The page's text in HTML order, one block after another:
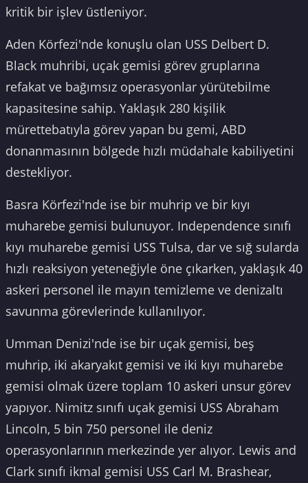
kritik bir işlev üstleniyor.
Aden Körfezi'nde konuşlu olan USS Delbert D.
Black muhribi, uçak gemisi görev gruplarına
refakat ve bağımsız operasyonlar yürütebilme
kapasitesine sahip. Yaklaşık 280 kişilik
mürettebatıyla görev yapan bu gemi, ABD
donanmasının bölgede hızlı müdahale kabiliyetini
destekliyor.
Basra Körfezi'nde ise bir muhrip ve bir kıyı
muharebe gemisi bulunuyor. Independence sınıfı
kıyı muharebe gemisi USS Tulsa, dar ve sığ sularda
hızlı reaksiyon yeteneğiyle öne çıkarken, yaklaşık 40
askeri personel ile mayın temizleme ve denizaltı
savunma görevlerinde kullanılıyor.
Umman Denizi'nde ise bir uçak gemisi, beş
muhrip, iki akaryakıt gemisi ve iki kıyı muharebe
gemisi olmak üzere toplam 10 askeri unsur görev
yapıyor. Nimitz sınıfı uçak gemisi USS Abraham
Lincoln, 5 bin 750 personel ile deniz
operasyonlarının merkezinde yer alıyor. Lewis and
Clark sınıfı ikmal gemisi USS Carl M. Brashear,